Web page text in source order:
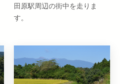
田原駅周辺の街中を走りま
す。